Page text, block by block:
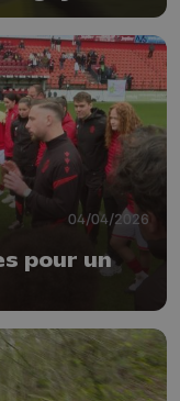
04/04/2026
pour un